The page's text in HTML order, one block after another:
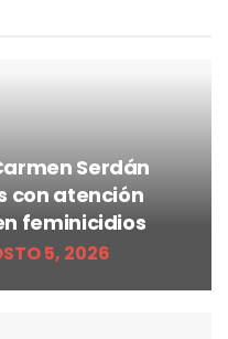
Serdán
con atención
feminicidios
5, 2026